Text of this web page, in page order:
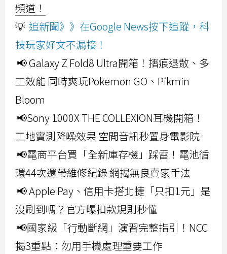
頻道！
💡 追新聞》》在Google News按下追蹤，科
技玩家好文不漏接！
📢 Galaxy Z Fold8 Ultra開箱！摺痕退散、多
工效能 同時爽玩Pokemon GO、Pikmin
Bloom
📢Sony 1000X THE COLLEXION耳機開箱！
工地實測降噪效果 空間音訊秒置身電影院
📢電商平台買「全新庫存機」踩雷！電池循
環44次還帶維修紀錄 網揭無良賣家手法
📢 Apple Pay、信用卡搭北捷「只扣1元」是
沒刷到嗎？官方曝扣款規則秒懂
📢國家級「行動斷網」演習完整指引！NCC
揭3重點：勿用手機處理重要工作